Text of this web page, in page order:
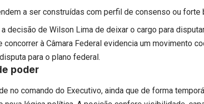
a ser construídas com perfil de consenso ou forte
decisão de Wilson Lima de deixar o cargo para
concorrer à Câmara Federal evidencia um movimento
para o plano federal.
poder
no comando do Executivo, ainda que de forma